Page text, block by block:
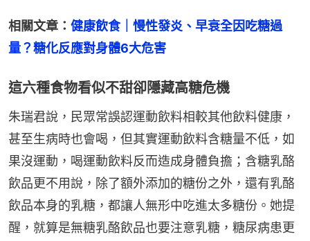
相關文章： 健康飲食｜慢性發炎、早衰全因吃糖過
量？糖化反應對身體6大危害
這六種食物看似不甜卻隱藏高糖危機
朱瑞君說，民眾常誤認運動飲料相較其他飲料健康，
甚至生病時也會喝，但其實運動飲料含糖量不低，如
果沒運動，喝運動飲料反而造成身體負擔；含糖乳酪
飲品更不用說，除了額外添加的糖份之外，還有乳酪
飲品本身的乳糖，都讓人無形中吃進太多糖份。她提
醒，就算是無糖乳酪飲品也要注意乳糖，糖尿病患更